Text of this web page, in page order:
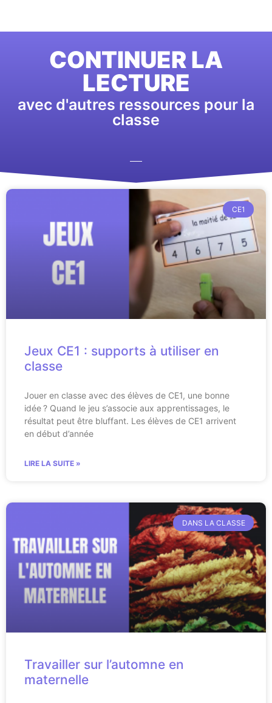
CONTINUER LA
LECTURE
avec d'autres ressources pour la
classe
CE1
Jeux CE1 : supports à utiliser en
classe
Jouer en classe avec des élèves de CE1, une bonne
idée ? Quand le jeu s’associe aux apprentissages, le
résultat peut être bluffant. Les élèves de CE1 arrivent
en début d’année
LIRE LA SUITE »
DANS LA CLASSE
Travailler sur l’automne en
maternelle